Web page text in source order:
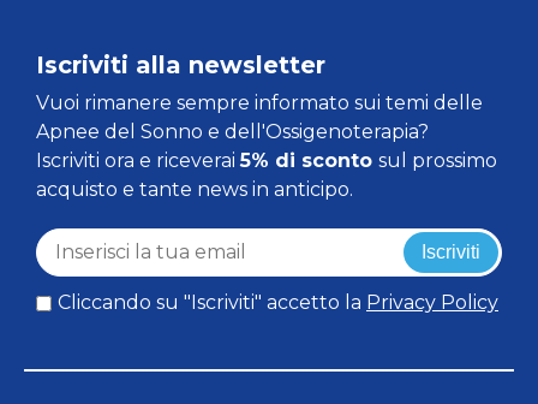
Iscriviti alla newsletter
Vuoi rimanere sempre informato sui temi delle
Apnee del Sonno e dell'Ossigenoterapia?
Iscriviti ora e riceverai5% di sconto sul prossimo
acquisto e tante news in anticipo.
Iscriviti
Cliccando su "Iscriviti" accetto la Privacy Policy